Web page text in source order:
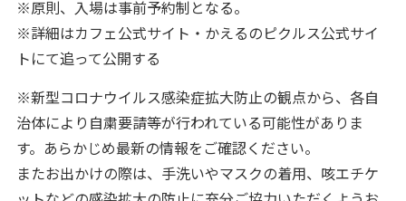
※原則、入場は事前予約制となる。
※詳細はカフェ公式サイト・かえるのピクルス公式サイ
トにて追って公開する
※新型コロナウイルス感染症拡大防止の観点から、各自
治体により自粛要請等が行われている可能性がありま
す。あらかじめ最新の情報をご確認ください。
またお出かけの際は、手洗いやマスクの着用、咳エチケ